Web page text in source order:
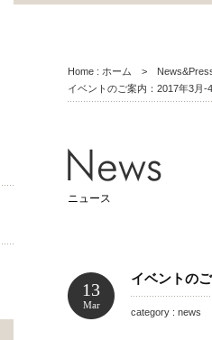
Home : ホーム >
イベントのご案内：2017年3月-
ニュース
13
Mar
イベントの
category : news